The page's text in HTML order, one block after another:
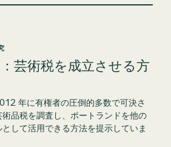
芸術税を成立させる方
年に有権者の圧倒的多数で可決さ
品税を調査し、ポートランドを他の
して活用できる方法を提示していま